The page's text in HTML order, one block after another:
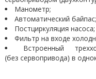
Манометр;
Автоматический байпас;
Постциркуляция насоса;
Фильтр на входе
Встроенный
(без сервопривода) в